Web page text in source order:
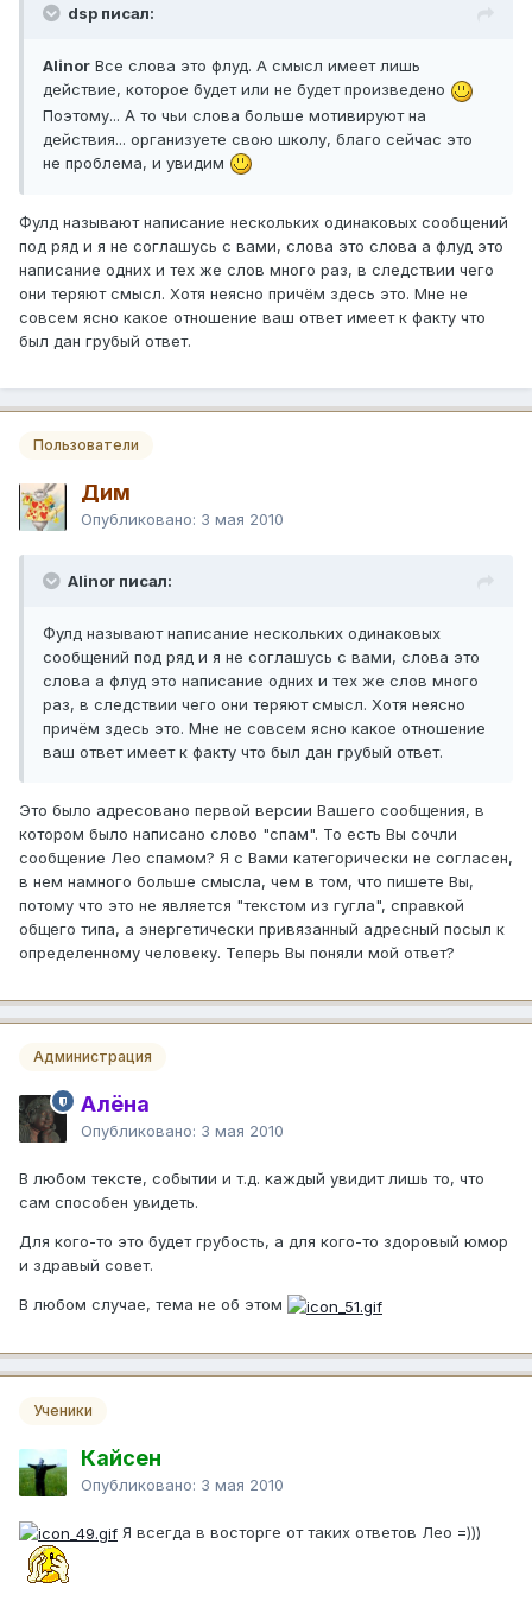
dsp писал:
Alinor Все слова это флуд. А смысл имеет лишь
действие, которое будет или не будет произведено
Поэтому... А то чьи слова больше мотивируют на
действия... организуете свою школу, благо сейчас это
не проблема, и увидим
Фулд называют написание нескольких одинаковых сообщений
под ряд и я не соглашусь с вами, слова это слова а флуд это
написание одних и тех же слов много раз, в следствии чего
они теряют смысл. Хотя неясно причём здесь это. Мне не
совсем ясно какое отношение ваш ответ имеет к факту что
был дан грубый ответ.
Пользователи
Дим
Опубликовано: 3 мая 2010
Alinor писал:
Фулд называют написание нескольких одинаковых
сообщений под ряд и я не соглашусь с вами, слова это
слова а флуд это написание одних и тех же слов много
раз, в следствии чего они теряют смысл. Хотя неясно
причём здесь это. Мне не совсем ясно какое отношение
ваш ответ имеет к факту что был дан грубый ответ.
Это было адресовано первой версии Вашего сообщения, в
котором было написано слово "спам". То есть Вы сочли
сообщение Лео спамом? Я с Вами категорически не согласен,
в нем намного больше смысла, чем в том, что пишете Вы,
потому что это не является "текстом из гугла", справкой
общего типа, а энергетически привязанный адресный посыл к
определенному человеку. Теперь Вы поняли мой ответ?
Администрация
Алёна
Опубликовано: 3 мая 2010
В любом тексте, событии и т.д. каждый увидит лишь то, что
сам способен увидеть.
Для кого-то это будет грубость, а для кого-то здоровый юмор
и здравый совет.
В любом случае, тема не об этом
Ученики
Кайсен
Опубликовано: 3 мая 2010
Я всегда в восторге от таких ответов Лео =)))